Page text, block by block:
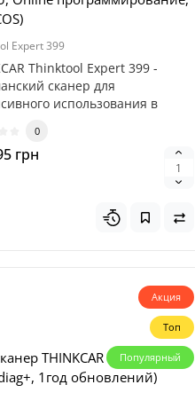
зарядное устройство
Titan 32000 (32000mAh,
12V, 118.4Wh)
устройство Profiline
дл..
Expert 399
Thinktool Expert 399 -
сканер для
использования в
0
грн
Акция
Топ
Популярный
THINKCAR Thinkdiag (ПО
1год обновлений)